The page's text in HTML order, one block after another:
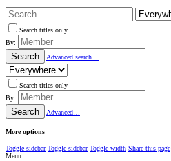
Search titles only
By:
Search Advanced search…
Search titles only
By:
Search Advanced…
More options
Toggle sidebar Toggle sidebar Toggle width Share this page
Menu